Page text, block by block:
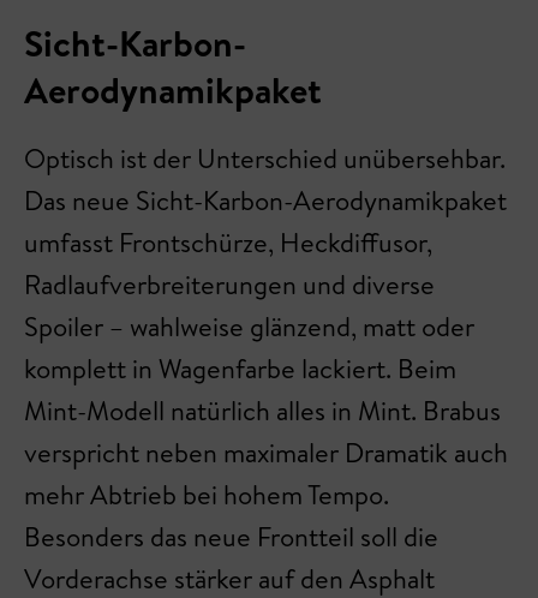
Sicht-Karbon-
Aerodynamikpaket
Optisch ist der Unterschied unübersehbar.
Das neue Sicht-Karbon-Aerodynamikpaket
umfasst Frontschürze, Heckdiffusor,
Radlaufverbreiterungen und diverse
Spoiler – wahlweise glänzend, matt oder
komplett in Wagenfarbe lackiert. Beim
Mint-Modell natürlich alles in Mint. Brabus
verspricht neben maximaler Dramatik auch
mehr Abtrieb bei hohem Tempo.
Besonders das neue Frontteil soll die
Vorderachse stärker auf den Asphalt